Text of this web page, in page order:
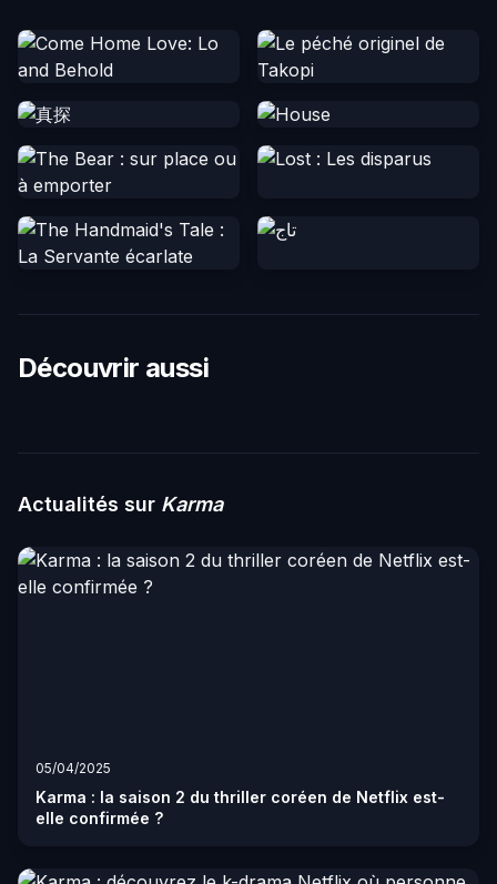
Découvrir aussi
Actualités sur Karma
05/04/2025
Karma : la saison 2 du thriller coréen de Netflix est-
elle confirmée ?